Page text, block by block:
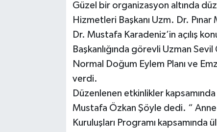
Güzel bir organizasyon altında
Hizmetleri Başkanı Uzm. Dr.
Dr. Mustafa Karadeniz’in açılış
Başkanlığında görevli Uzman
Normal Doğum Eylem Planı ve
verdi.
Düzenlenen etkinlikler
Mustafa Özkan Şöyle dedi. “
Kuruluşları Programı